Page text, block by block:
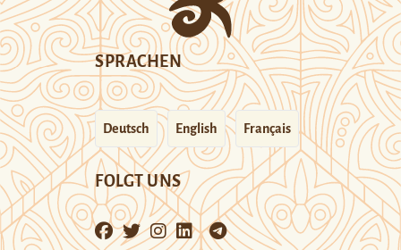
SPRACHEN
Deutsch English Français
FOLGT UNS